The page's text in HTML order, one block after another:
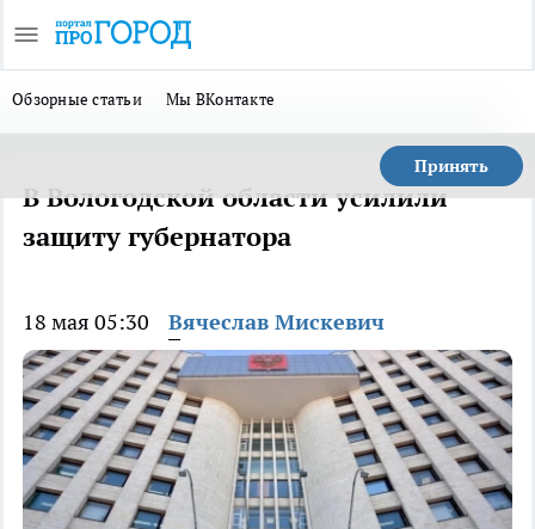
Обзорные статьи Мы ВКонтакте
Принять
В Вологодской области усилили
защиту губернатора
18 мая 05:30 Вячеслав Мискевич